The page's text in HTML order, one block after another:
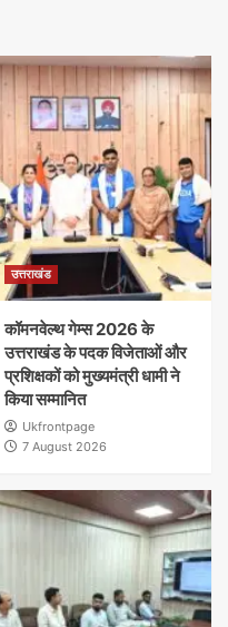
उत्तराखंड
कॉमनवेल्थ गेम्स 2026 के
उत्तराखंड के पदक विजेताओं और
प्रशिक्षकों को मुख्यमंत्री धामी ने
किया सम्मानित
Ukfrontpage
7 August 2026